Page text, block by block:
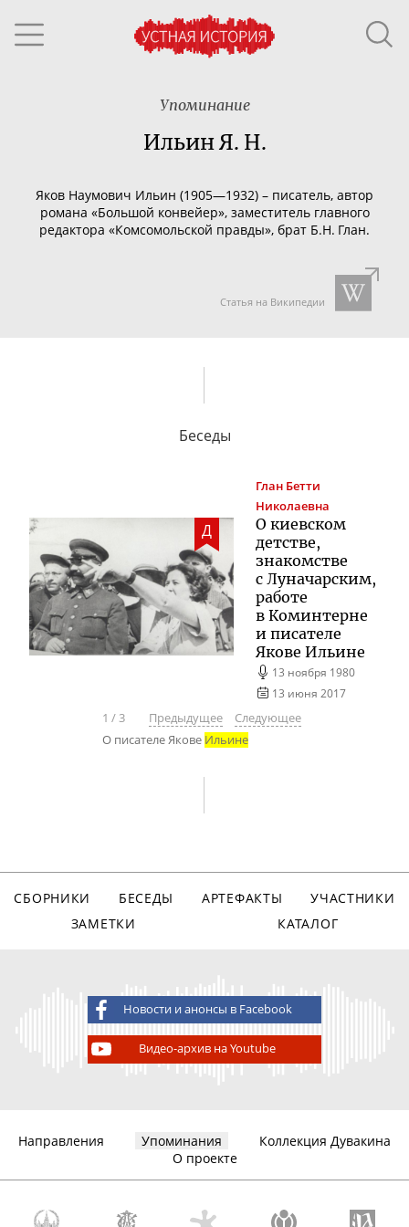
Упоминание
Ильин Я. Н.
Яков Наумович Ильин (1905—1932) – писатель, автор
романа «Большой конвейер», заместитель главного
редактора «Комсомольской правды», брат Б.Н. Глан.
Статья на Википедии
Беседы
Д
Глан Бетти
Николаевна
О киевском
детстве,
знакомстве
с Луначарским,
работе
в Коминтерне
и писателе
Якове Ильине
13 ноября 1980
13 июня 2017
1 /3 Предыдущее
Следующее
О писателе Якове Ильине
СБОРНИКИ БЕСЕДЫ АРТЕФАКТЫ
УЧАСТНИКИ
ЗАМЕТКИ
КАТАЛОГ
Новости и анонсы в Facebook
Видео-архив на Youtube
Направления Упоминания
Коллекция Дувакина
О проекте